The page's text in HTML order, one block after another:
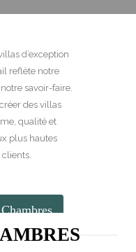
d’exception
reflète notre
savoir-faire.
des villas
qualité et
plus hautes
clients.